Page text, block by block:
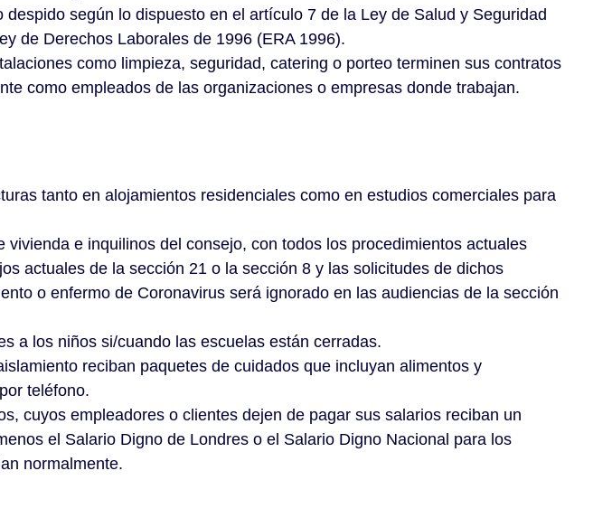
según lo dispuesto en el artículo 7 de la Ley de Salud y Seguridad
de Derechos Laborales de 1996 (ERA 1996).
como limpieza, seguridad, catering o porteo terminen sus contratos
como empleados de las organizaciones o empresas donde trabajan.
tanto en alojamientos residenciales como en estudios comerciales para
e inquilinos del consejo, con todos los procedimientos actuales
actuales de la sección 21 o la sección 8 y las solicitudes de dichos
o enfermo de Coronavirus será ignorado en las audiencias de la sección
a los niños si/cuando las escuelas están cerradas.
reciban paquetes de cuidados que incluyan alimentos y
teléfono.
cuyos empleadores o clientes dejen de pagar sus salarios reciban un
el Salario Digno de Londres o el Salario Digno Nacional para los
normalmente.